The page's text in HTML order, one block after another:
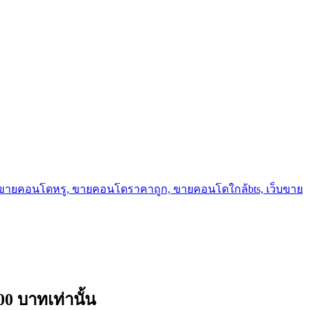
ยคอนโดหรู, ขายคอนโดราคาถูก, ขายคอนโดใกล้bts, เว็บขาย
บาทเท่านั้น